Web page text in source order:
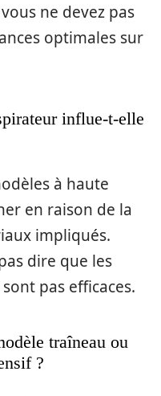
ne devez pas
optimales sur
influe-t-elle
à haute
en raison de la
impliqués.
dire que les
pas efficaces.
traîneau ou
?